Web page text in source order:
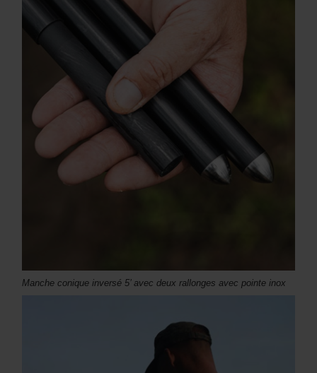
Manche conique inversé 5’ avec deux rallonges avec pointe inox